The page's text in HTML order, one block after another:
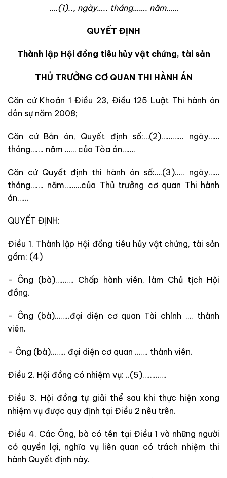
….(1).., ngày….. tháng……. năm……
QUYẾT ĐỊNH
Thành lập Hội đồng tiêu hủy vật chứng, tài sản
THỦ TRƯỞNG CƠ QUAN THI HÀNH ÁN
Căn cứ Khoản 1 Điều 23, Điều 125 Luật Thi hành án
dân sự năm 2008;
Căn cứ Bản án, Quyết định số:…(2)………… ngày……
tháng……. năm …… của Tòa án…….
Căn cứ Quyết định thi hành án số:….(3)….. ngày……
tháng……. năm………của Thủ trưởng cơ quan Thi hành
án……
QUYẾT ĐỊNH:
Điều 1. Thành lập Hội đồng tiêu hủy vật chứng, tài sản
gồm: (4)
– Ông (bà)………. Chấp hành viên, làm Chủ tịch Hội
đồng.
– Ông (bà)……..đại diện cơ quan Tài chính …. thành
viên.
– Ông (bà)…….. đại diện cơ quan ……. thành viên.
Điều 2. Hội đồng có nhiệm vụ: ..(5)………….
Điều 3. Hội đồng tự giải thể sau khi thực hiện xong
nhiệm vụ được quy định tại Điều 2 nêu trên.
Điều 4. Các Ông, bà có tên tại Điều 1 và những người
có quyền lợi, nghĩa vụ liên quan có trách nhiệm thi
hành Quyết định này.